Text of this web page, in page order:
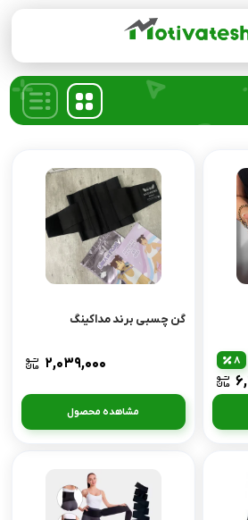
8
گن چسبی برند مداکینگ
۲,۰۳۹,۰۰۰
مشاهده محصول